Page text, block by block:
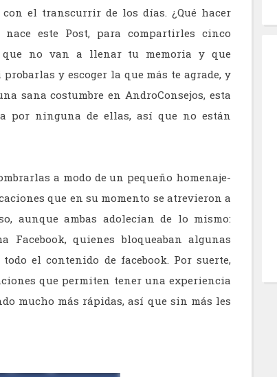
el transcurrir de los días. ¿Qué hacer
este Post, para compartirles cinco
que no van a llenar tu memoria y que
y escoger la que más te agrade, y
sana costumbre en AndroConsejos, esta
por ninguna de ellas, así que no están
a modo de un pequeño homenaje-
que en su momento se atrevieron a
aunque ambas adolecían de lo mismo:
quienes bloqueaban algunas
el contenido de facebook. Por suerte,
que permiten tener una experiencia
mucho más rápidas, así que sin más les